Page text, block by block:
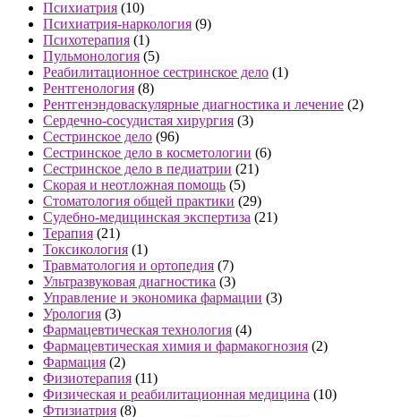
Психиатрия (10)
Психиатрия-наркология (9)
Психотерапия (1)
Пульмонология (5)
Реабилитационное сестринское дело (1)
Рентгенология (8)
Рентгенэндоваскулярные диагностика и лечение (2)
Сердечно-сосудистая хирургия (3)
Сестринское дело (96)
Сестринское дело в косметологии (6)
Сестринское дело в педиатрии (21)
Скорая и неотложная помощь (5)
Стоматология общей практики (29)
Судебно-медицинская экспертиза (21)
Терапия (21)
Токсикология (1)
Травматология и ортопедия (7)
Ультразвуковая диагностика (3)
Управление и экономика фармации (3)
Урология (3)
Фармацевтическая технология (4)
Фармацевтическая химия и фармакогнозия (2)
Фармация (2)
Физиотерапия (11)
Физическая и реабилитационная медицина (10)
Фтизиатрия (8)